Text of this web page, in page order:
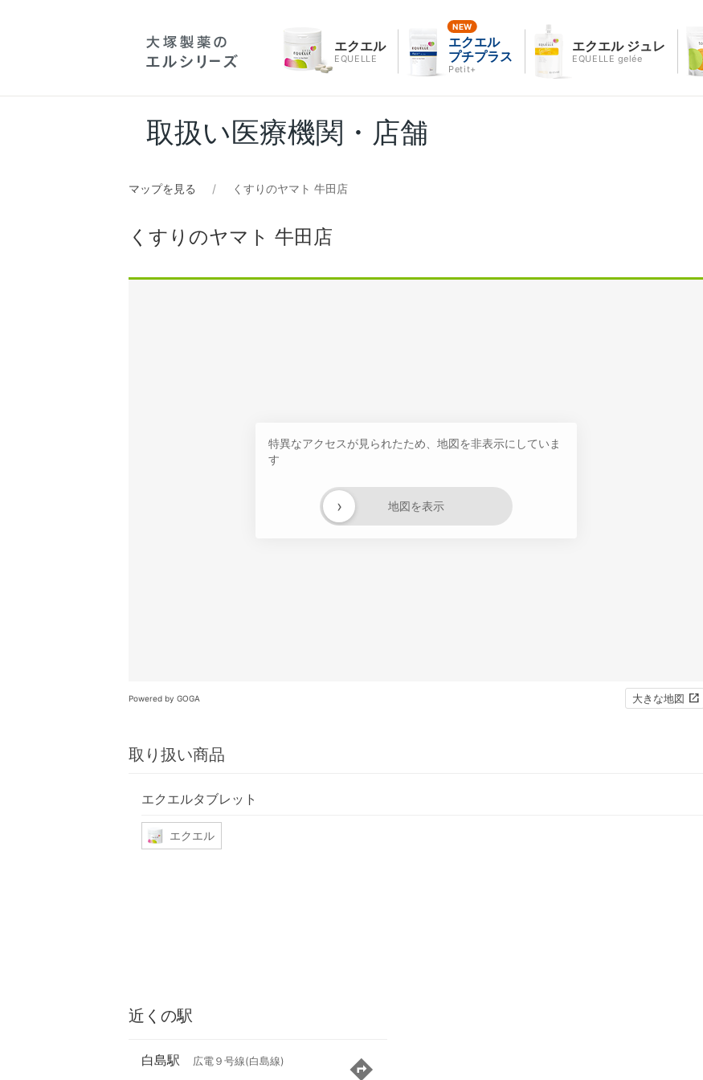
エクエル
EQUELLE
エクエル
プチプラス
Petit+
エクエル ジュレ
EQUELLE gelée
取扱い医療機関・店舗
マップを見る くすりのヤマト 牛田店
くすりのヤマト 牛田店
特異なアクセスが見られたため、地図を非表示にしていま
す
地図を表示
›
Powered by GOGA 大きな地図
取り扱い商品
エクエルタブレット
エクエル
近くの駅
白島駅 広電９号線(白島線)